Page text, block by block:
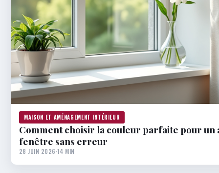
MAISON ET AMÉNAGEMENT INTÉRIEUR
Comment choisir la couleur parfaite pour un
fenêtre sans erreur
28 JUIN 2026·14 MIN